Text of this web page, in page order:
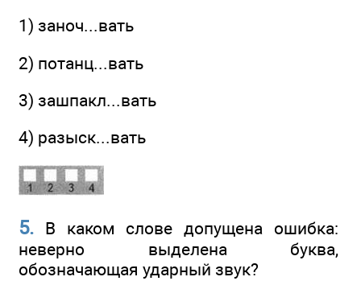
1) заноч...вать
2) потанц...вать
3) зашпакл...вать
4) разыск...вать
5. В каком слове допущена ошибка:
неверно выделена буква,
обозначающая ударный звук?